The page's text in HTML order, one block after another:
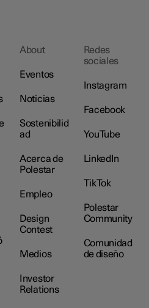
About
Eventos
Noticias
Sostenibilid
ad
Acerca de
Polestar
Empleo
Design
Contest
Medios
Investor
Relations
Redes
sociales
Instagram
Facebook
YouTube
LinkedIn
TikTok
Polestar
Community
Comunidad
de diseño